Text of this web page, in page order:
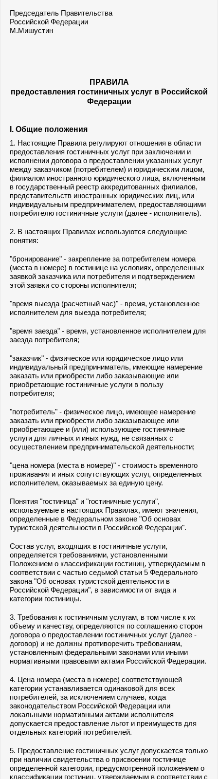
Председатель Правительства
Российской Федерации
М.Мишустин
ПРАВИЛА
предоставления гостиничных услуг в Российской
Федерации
I. Общие положения
1. Настоящие Правила регулируют отношения в области
предоставления гостиничных услуг при заключении и
исполнении договора о предоставлении указанных услуг
между заказчиком (потребителем) и юридическим лицом,
филиалом иностранного юридического лица, включенным
в государственный реестр аккредитованных филиалов,
представительств иностранных юридических лиц, или
индивидуальным предпринимателем, предоставляющими
потребителю гостиничные услуги (далее - исполнитель).
2. В настоящих Правилах используются следующие
понятия:
"бронирование" - закрепление за потребителем номера
(места в номере) в гостинице на условиях, определенных
заявкой заказчика или потребителя и подтверждением
этой заявки со стороны исполнителя;
"время выезда (расчетный час)" - время, установленное
исполнителем для выезда потребителя;
"время заезда" - время, установленное исполнителем для
заезда потребителя;
"заказчик" - физическое или юридическое лицо или
индивидуальный предприниматель, имеющие намерение
заказать или приобрести либо заказывающие или
приобретающие гостиничные услуги в пользу
потребителя;
"потребитель" - физическое лицо, имеющее намерение
заказать или приобрести либо заказывающее или
приобретающее и (или) использующее гостиничные
услуги для личных и иных нужд, не связанных с
осуществлением предпринимательской деятельности;
"цена номера (места в номере)" - стоимость временного
проживания и иных сопутствующих услуг, определенных
исполнителем, оказываемых за единую цену.
Понятия "гостиница" и "гостиничные услуги",
используемые в настоящих Правилах, имеют значения,
определенные в Федеральном законе "Об основах
туристской деятельности в Российской Федерации".
Состав услуг, входящих в гостиничные услуги,
определяется требованиями, установленными
Положением о классификации гостиниц, утверждаемым в
соответствии с частью седьмой статьи 5 Федерального
закона "Об основах туристской деятельности в
Российской Федерации", в зависимости от вида и
категории гостиницы.
3. Требования к гостиничным услугам, в том числе к их
объему и качеству, определяются по соглашению сторон
договора о предоставлении гостиничных услуг (далее -
договор) и не должны противоречить требованиям,
установленным федеральными законами или иными
нормативными правовыми актами Российской Федерации.
4. Цена номера (места в номере) соответствующей
категории устанавливается одинаковой для всех
потребителей, за исключением случаев, когда
законодательством Российской Федерации или
локальными нормативными актами исполнителя
допускается предоставление льгот и преимуществ для
отдельных категорий потребителей.
5. Предоставление гостиничных услуг допускается только
при наличии свидетельства о присвоении гостинице
определенной категории, предусмотренной положением о
классификации гостиниц, утверждаемым в соответствии с